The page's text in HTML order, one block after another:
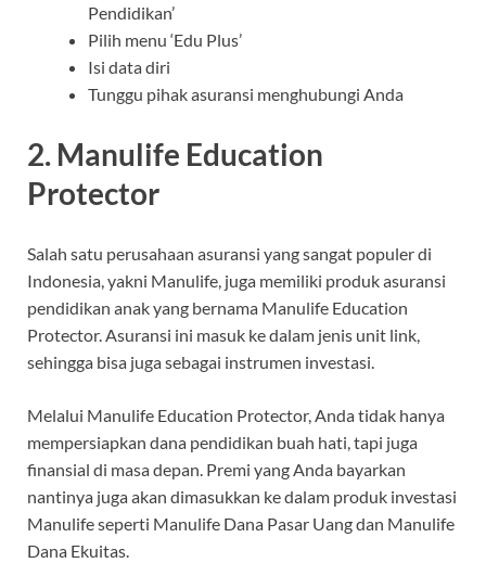
Pendidikan’
Pilih menu ‘Edu Plus’
Isi data diri
Tunggu pihak asuransi menghubungi Anda
2. Manulife Education
Protector
Salah satu perusahaan asuransi yang sangat populer di
Indonesia, yakni Manulife, juga memiliki produk asuransi
pendidikan anak yang bernama Manulife Education
Protector. Asuransi ini masuk ke dalam jenis unit link,
sehingga bisa juga sebagai instrumen investasi.
Melalui Manulife Education Protector, Anda tidak hanya
mempersiapkan dana pendidikan buah hati, tapi juga
finansial di masa depan. Premi yang Anda bayarkan
nantinya juga akan dimasukkan ke dalam produk investasi
Manulife seperti Manulife Dana Pasar Uang dan Manulife
Dana Ekuitas.